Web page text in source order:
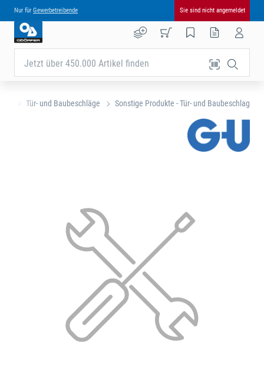
Nur für Gewerbetreibende Sie sind nicht angemeldet
Jetzt über 450.000 Artikel finden
Tür- und Baubeschläge Sonstige Produkte - Tür- und Baubeschlag